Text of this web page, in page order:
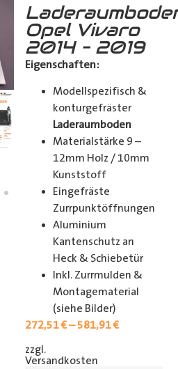
Opel Vivaro
2014 – 2019
Eigenschaften:
Modellspezifisch &
konturgefräster
Laderaumboden
Materialstärke 9 –
12mm Holz / 10mm
Kunststoff
Eingefräste
Zurrpunktöffnungen
Aluminium
Kantenschutz an
Heck & Schiebetür
Inkl. Zurrmulden &
Montagematerial
(siehe Bilder)
272,51€–581,91€
zzgl.
Versandkosten